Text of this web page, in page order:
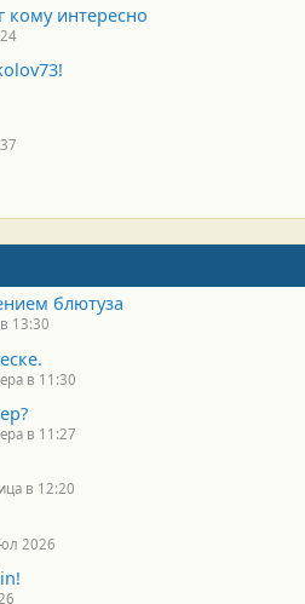
кому интересно
блютуза
13:30
в 11:30
в 11:27
в 12:20
2026